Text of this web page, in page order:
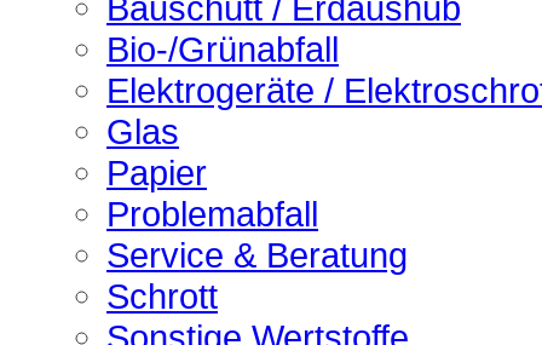
Bio-/Grünabfall
Elektrogeräte /
Glas
Papier
Problemabfall
Service & Beratung
Schrott